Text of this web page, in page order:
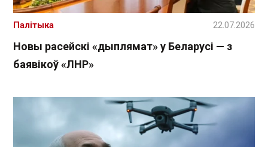
Новы расейскі «дыплямат» у Беларусі — з
баявікоў «ЛНР»
Палітыка 22.07.2026